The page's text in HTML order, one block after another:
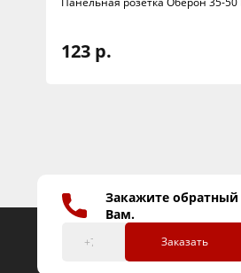
123 р.
Закажите
Вам.
Заказать